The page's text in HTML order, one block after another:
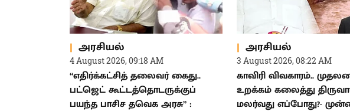
அரசியல்
4 August 2026, 09:18 AM
“எதிர்க்கட்சித் தலைவர் கைது..
பட்ஜெட் கூட்டத்தொடருக்குப்
பயந்த பாசிச தவெக அரசு” :
துரைமுருகன் கண்டனம்!
அரசியல்
3 August 2026, 08:22 AM
காவிரி விவகாரம்..
உறக்கம் கலைத்து
மலர்வது எப்போது?-
அமைச்சர் ரகுபதி கேள்வி!